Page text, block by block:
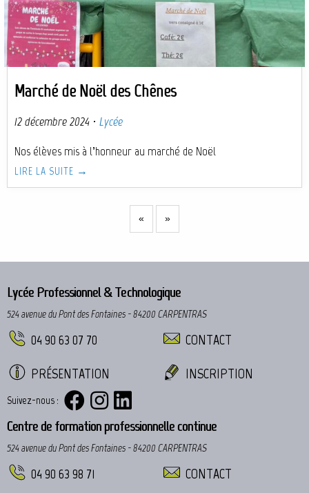
Marché de Noël des Chênes
12 décembre 2024 · Lycée
Nos élèves mis à l’honneur au marché de Noël
LIRE LA SUITE →
« »
Lycée Professionnel & Technologique
524 avenue du Pont des Fontaines - 84200 CARPENTRAS
04 90 63 07 70 CONTACT
PRÉSENTATION INSCRIPTION
Suivez-nous :
Centre de formation professionnelle continue
524 avenue du Pont des Fontaines - 84200 CARPENTRAS
04 90 63 98 71 CONTACT